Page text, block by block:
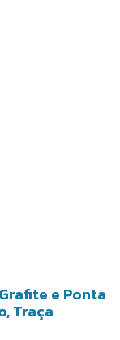
e Ponta
Traça